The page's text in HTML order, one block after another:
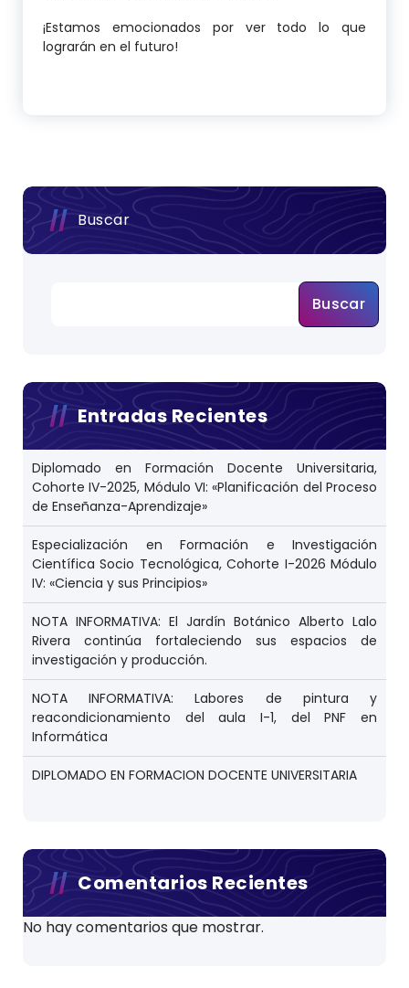
¡Estamos emocionados por ver todo lo que
lograrán en el futuro!
Buscar
Buscar
Entradas Recientes
Diplomado en Formación Docente Universitaria,
Cohorte IV-2025, Módulo VI: «Planificación del Proceso
de Enseñanza-Aprendizaje»
Especialización en Formación e Investigación
Científica Socio Tecnológica, Cohorte I-2026 Módulo
IV: «Ciencia y sus Principios»
NOTA INFORMATIVA: El Jardín Botánico Alberto Lalo
Rivera continúa fortaleciendo sus espacios de
investigación y producción.
NOTA INFORMATIVA: Labores de pintura y
reacondicionamiento del aula I-1, del PNF en
Informática
DIPLOMADO EN FORMACION DOCENTE UNIVERSITARIA
Comentarios Recientes
No hay comentarios que mostrar.